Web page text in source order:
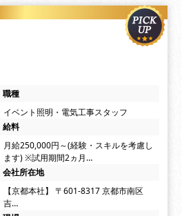
職種
イベント照明・電気工事スタッフ
給料
月給250,000円～(経験・スキルを考慮し
ます) ※試用期間2ヵ月…
会社所在地
【京都本社】 〒601-8317 京都市南区
吉…